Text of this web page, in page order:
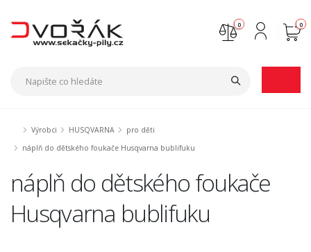
0
0
Výrobci HUSQVARNA
pro děti
náplň do dětského foukače Husqvarna bublifuku
náplň do dětského foukače
Husqvarna bublifuku